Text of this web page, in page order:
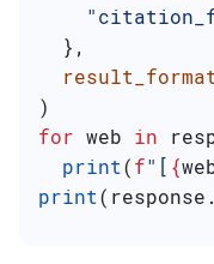
  },
  result_format
)
for web in
  print
(f"[ {
print